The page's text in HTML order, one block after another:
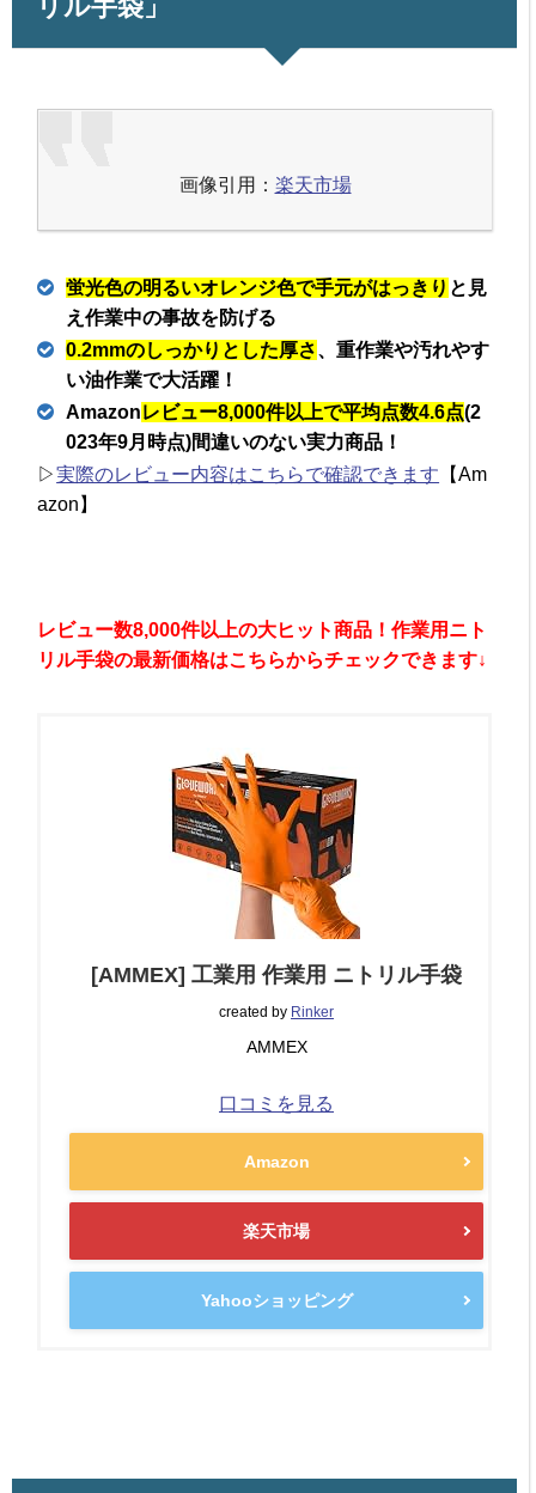
リル手袋」
画像引用： 楽天市場
蛍光色の明るいオレンジ色で手元がはっきり と見
え作業中の事故を防げる
0.2mmのしっかりとした厚さ、重作業や汚れやす
い油作業で大活躍！
Amazonレビュー8,000件以上で平均点数4.6点(2
023年9月時点)間違いのない実力商品！
▷実際のレビュー内容はこちらで確認できます 【Am
azon】
レビュー数8,000件以上の大ヒット商品！作業用ニト
リル手袋の最新価格はこちらからチェックできます↓
[AMMEX] 工業用 作業用 ニトリル手袋
created by Rinker
AMMEX
口コミを見る
Amazon
楽天市場
Yahooショッピング